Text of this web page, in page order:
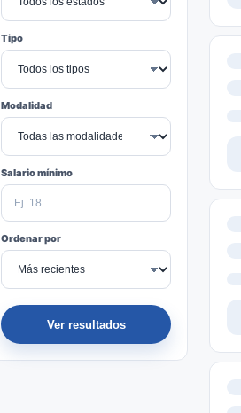
Tipo
Modalidad
Salario mínimo
Ordenar por
Ver resultados